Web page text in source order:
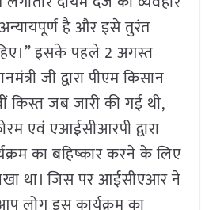
है और इसे तुरंत
इसके पहले 2 अगस्त
जी द्वारा पीएम किसान
किस्त जब जारी की गई थी,
एवं एआईसीआरपी द्वारा
का बहिष्कार करने के लिए
था। जिस पर आईसीएआर ने